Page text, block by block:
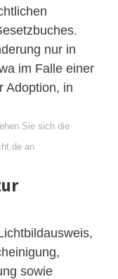
nur in
im Falle einer
Adoption, in
Sie sich die
an
sowie